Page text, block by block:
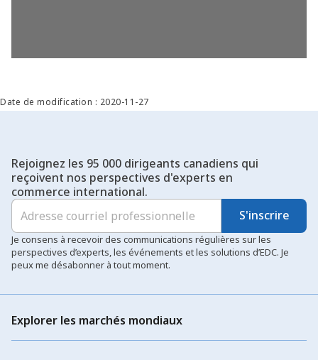
Date de modification : 2020-11-27
Rejoignez les 95 000 dirigeants canadiens qui
reçoivent nos perspectives d'experts en
commerce international.
S'inscrire
Je consens à recevoir des communications régulières sur les
perspectives d’experts, les événements et les solutions d’EDC. Je
peux me désabonner à tout moment.
Explorer les marchés mondiaux